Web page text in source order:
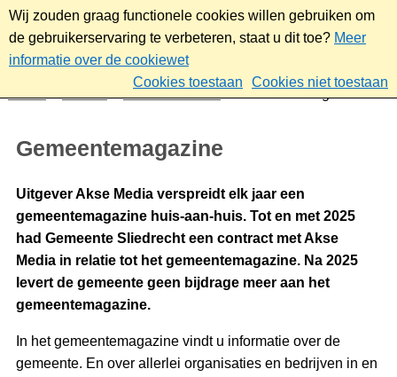
Wij zouden graag functionele cookies willen gebruiken om
de gebruikerservaring te verbeteren, staat u dit toe? Meer
informatie over de cookiewet
Cookies toestaan
Cookies niet toestaan
Over Sliedrecht Gemeentemagazine
Gemeentemagazine
Uitgever Akse Media verspreidt elk jaar een
gemeentemagazine huis-aan-huis. Tot en met 2025
had Gemeente Sliedrecht een contract met Akse
Media in relatie tot het gemeentemagazine. Na 2025
levert de gemeente geen bijdrage meer aan het
gemeentemagazine.
In het gemeentemagazine vindt u informatie over de
gemeente. En over allerlei organisaties en bedrijven in en